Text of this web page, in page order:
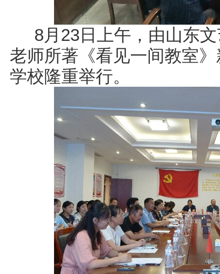
8月23日上午，由山东文
老师所著《看见一间教室
学校隆重举行。